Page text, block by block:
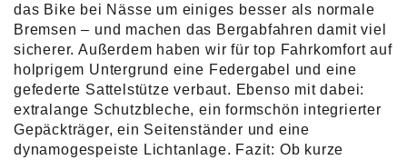
das Bike bei Nässe um einiges besser als normale
Bremsen – und machen das Bergabfahren damit viel
sicherer. Außerdem haben wir für top Fahrkomfort auf
holprigem Untergrund eine Federgabel und eine
gefederte Sattelstütze verbaut. Ebenso mit dabei:
extralange Schutzbleche, ein formschön integrierter
Gepäckträger, ein Seitenständer und eine
dynamogespeiste Lichtanlage. Fazit: Ob kurze